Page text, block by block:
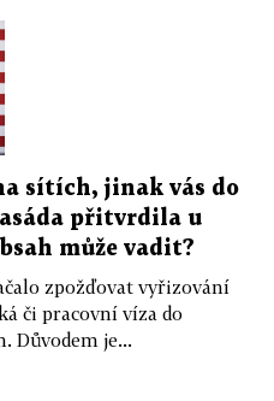
sítích, jinak vás do
přitvrdila u
může vadit?
zpožďovat vyřizování
či pracovní víza do
Důvodem je...